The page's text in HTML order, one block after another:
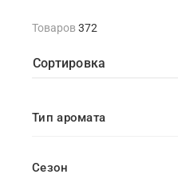
Товаров 372
Сортировка
Тип аромата
Сезон